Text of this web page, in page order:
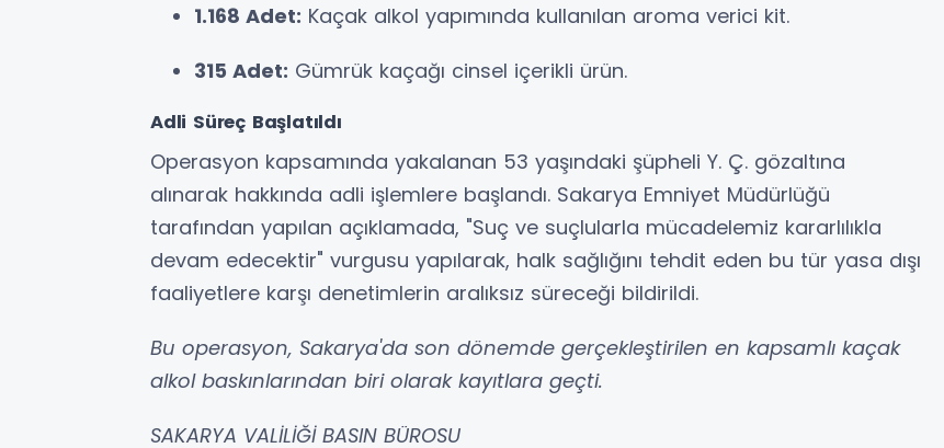
1.168 Adet: Kaçak alkol yapımında kullanılan aroma verici kit.
315 Adet: Gümrük kaçağı cinsel içerikli ürün.
Adli Süreç Başlatıldı
Operasyon kapsamında yakalanan 53 yaşındaki şüpheli Y. Ç. gözaltına
alınarak hakkında adli işlemlere başlandı. Sakarya Emniyet Müdürlüğü
tarafından yapılan açıklamada, "Suç ve suçlularla mücadelemiz kararlılıkla
devam edecektir" vurgusu yapılarak, halk sağlığını tehdit eden bu tür yasa dışı
faaliyetlere karşı denetimlerin aralıksız süreceği bildirildi.
Bu operasyon, Sakarya'da son dönemde gerçekleştirilen en kapsamlı kaçak
alkol baskınlarından biri olarak kayıtlara geçti.
SAKARYA VALİLİĞİ BASIN BÜROSU